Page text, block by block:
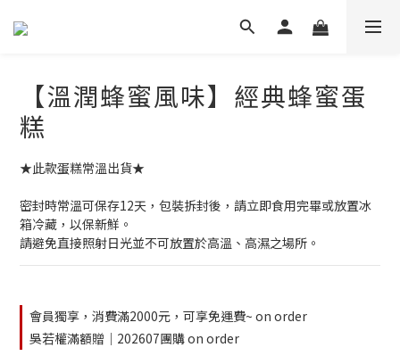
【溫潤蜂蜜風味】經典蜂蜜蛋
糕
★此款蛋糕常溫出貨★
密封時常溫可保存12天，包裝拆封後，請立即食用完畢或放置冰
箱冷藏，以保新鮮。
請避免直接照射日光並不可放置於高溫、高濕之場所。
會員獨享，消費滿2000元，可享免運費~ on order
吳若權滿額贈｜202607團購 on order